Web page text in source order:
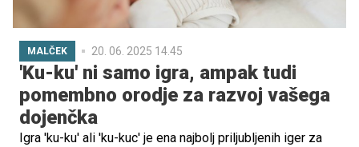
MALČEK 20. 06. 2025 14.45
'Ku-ku' ni samo igra, ampak tudi
pomembno orodje za razvoj vašega
dojenčka
Igra 'ku-ku' ali 'ku-kuc' je ena najbolj priljubljenih iger za